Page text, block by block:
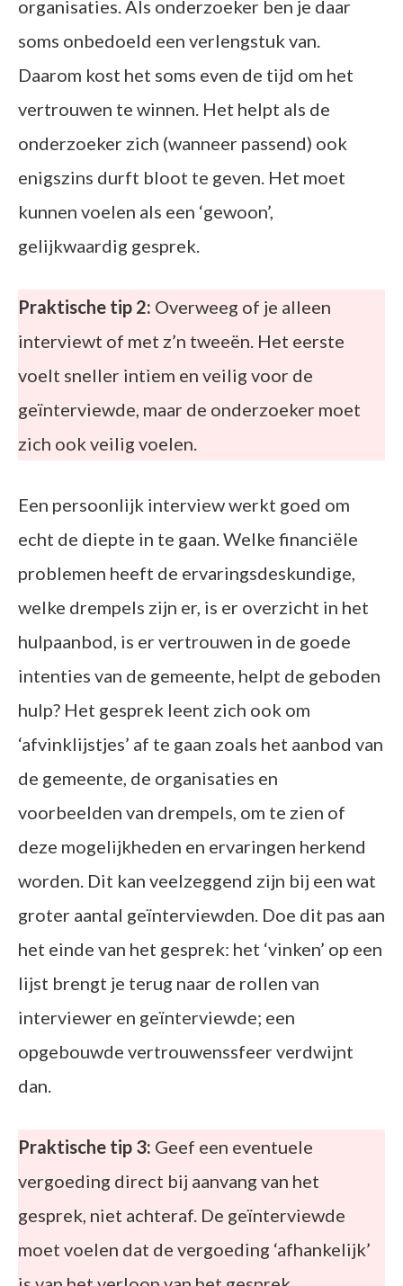
organisaties. Als onderzoeker ben je daar
soms onbedoeld een verlengstuk van.
Daarom kost het soms even de tijd om het
vertrouwen te winnen. Het helpt als de
onderzoeker zich (wanneer passend) ook
enigszins durft bloot te geven. Het moet
kunnen voelen als een ‘gewoon’,
gelijkwaardig gesprek.
Praktische tip 2: Overweeg of je alleen
interviewt of met z’n tweeën. Het eerste
voelt sneller intiem en veilig voor de
geïnterviewde, maar de onderzoeker moet
zich ook veilig voelen.
Een persoonlijk interview werkt goed om
echt de diepte in te gaan. Welke financiële
problemen heeft de ervaringsdeskundige,
welke drempels zijn er, is er overzicht in het
hulpaanbod, is er vertrouwen in de goede
intenties van de gemeente, helpt de geboden
hulp? Het gesprek leent zich ook om
‘afvinklijstjes’ af te gaan zoals het aanbod van
de gemeente, de organisaties en
voorbeelden van drempels, om te zien of
deze mogelijkheden en ervaringen herkend
worden. Dit kan veelzeggend zijn bij een wat
groter aantal geïnterviewden. Doe dit pas aan
het einde van het gesprek: het ‘vinken’ op een
lijst brengt je terug naar de rollen van
interviewer en geïnterviewde; een
opgebouwde vertrouwenssfeer verdwijnt
dan.
Praktische tip 3: Geef een eventuele
vergoeding direct bij aanvang van het
gesprek, niet achteraf. De geïnterviewde
moet voelen dat de vergoeding ‘afhankelijk’